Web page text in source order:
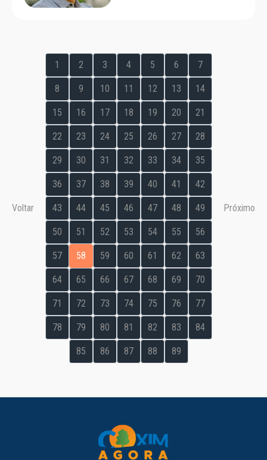
Voltar
1 2 3 4 5 6 7
8 9 10 11 12 13 14
15 16 17 18 19 20 21
22 23 24 25 26 27 28
29 30 31 32 33 34 35
36 37 38 39 40 41 42
43 44 45 46 47 48 49
50 51 52 53 54 55 56
57 58 59 60 61 62 63
64 65 66 67 68 69 70
71 72 73 74 75 76 77
78 79 80 81 82 83 84
85 86 87 88 89
Próximo